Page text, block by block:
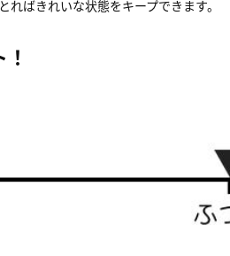
ればきれいな状態をキープできます。